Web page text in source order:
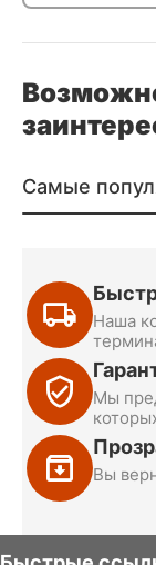
Самые
Наша
Мы
Вы